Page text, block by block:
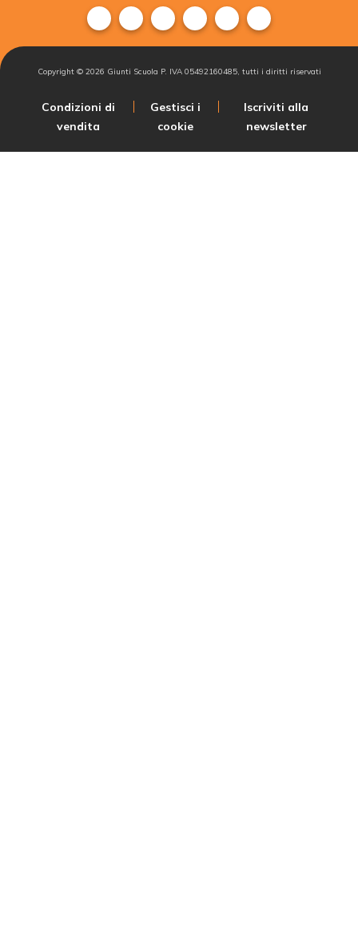
Copyright © 2026 Giunti Scuola P. IVA 05492160485, tutti i diritti riservati
Condizioni di
vendita
Gestisci i
cookie
Iscriviti alla
newsletter